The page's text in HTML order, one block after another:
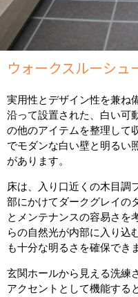
ウォークスルーシュ
実用性とデザイン性を兼ね
沿って設置された、白い可
の他のアイテムを整理して
でモダンな白い壁と明るい
があります。
床は、入り口近くの木目調
部にかけてダークグレイの
とメンテナンスの容易さを
らの自然光が内部に入り込
も十分な明るさを確保でき
玄関ホールから見える洗練
アクセントとして機能する